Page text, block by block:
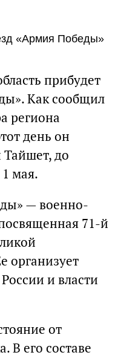
«Армия Победы»
прибудет
Как сообщил
региона
день он
Тайшет, до
мая.
— военно-
71-й
организует
и власти
от
В его составе